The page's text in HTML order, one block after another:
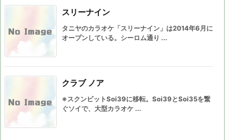
スリーナイン
タニヤのカラオケ「スリーナイン」は2014年6月に
オープンしている。シーロム通り ...
クラブ ノア
※スクンビットSoi39に移転。Soi39とSoi35を繋
ぐソイで、大型カラオケ ...